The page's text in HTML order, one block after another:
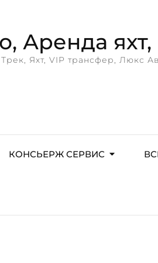
Аренда яхт,
Яхт, VIP трансфер, Люкс
КОНСЬЕРЖ СЕРВИС